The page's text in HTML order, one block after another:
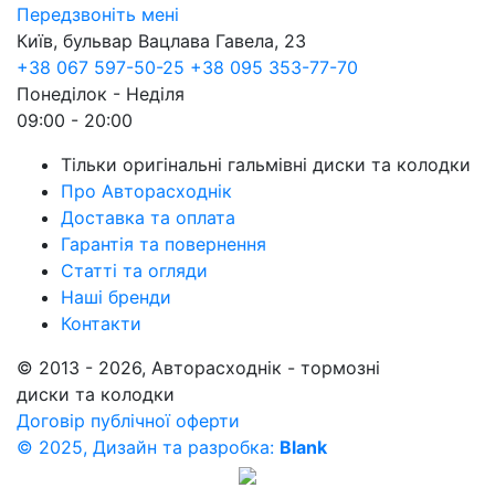
Передзвоніть мені
Київ, бульвар Вацлава Гавела, 23
+38 067 597-50-25 +38 095 353-77-70
Понеділок - Неділя
09:00 - 20:00
Тільки оригінальні гальмівні диски та колодки
Про Авторасходнік
Доставка та оплата
Гарантія та повернення
Статті та огляди
Наші бренди
Контакти
© 2013 - 2026, Авторасходнік - тормозні
диски та колодки
Договір публічної оферти
© 2025, Дизайн та разробка: Blank